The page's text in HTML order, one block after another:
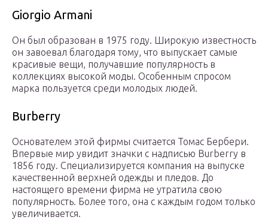
Giorgio Armani
Он был образован в 1975 году. Широкую известность
он завоевал благодаря тому, что выпускает самые
красивые вещи, получавшие популярность в
коллекциях высокой моды. Особенным спросом
марка пользуется среди молодых людей.
Burberry
Основателем этой фирмы считается Томас Бербери.
Впервые мир увидит значки с надписью Burberry в
1856 году. Специализируется компания на выпуске
качественной верхней одежды и пледов. До
настоящего времени фирма не утратила свою
популярность. Более того, она с каждым годом только
увеличивается.